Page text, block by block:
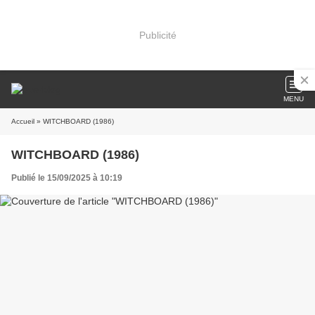
Publicité
MENU
Accueil » WITCHBOARD (1986)
WITCHBOARD (1986)
Publié le 15/09/2025 à 10:19